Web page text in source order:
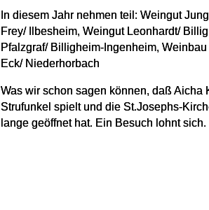
In diesem Jahr nehmen teil: Weingut
Frey/ Ilbesheim, Weingut Leonhardt/
Pfalzgraf/ Billigheim-Ingenheim,
Eck/ Niederhorbach
Was wir schon sagen können, daß Aicha
Strufunkel spielt und die St.Josephs-
lange geöffnet hat. Ein Besuch lohnt sich.